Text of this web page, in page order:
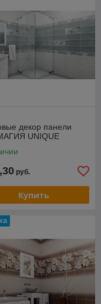
размером.
м.; толщина 8
панелидля
Россия.
декор панели
UNIQUE
руб.
Купить